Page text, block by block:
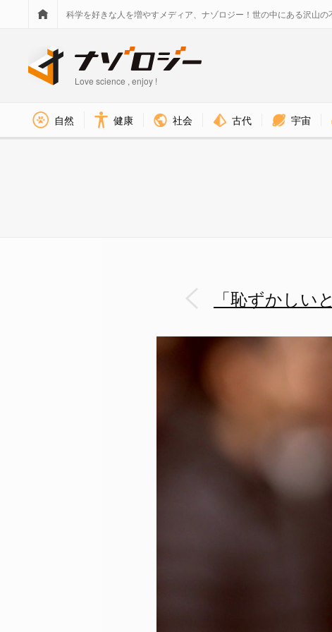
科学を好きな人を増やすメディア、ナゾロジー！世の中にある沢山の
Love science , enjoy !
自然 健康 社会 古代 宇宙
「恥ずかしい